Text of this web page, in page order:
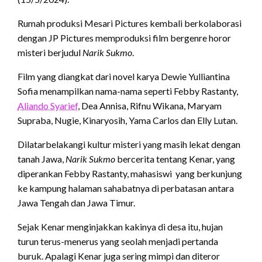
Rumah produksi Mesari Pictures kembali berkolaborasi
dengan JP Pictures memproduksi film bergenre horor
misteri berjudul Narik Sukmo
Film yang diangkat dari novel karya Dewie Yulliantina
Sofia menampilkan nama-nama seperti Febby Rastanty,
Aliando Syarief, Dea Annisa, Rifnu Wikana, Maryam
Supraba, Nugie, Kinaryosih, Yama Carlos dan Elly Lutan.
Dilatarbelakangi kultur misteri yang masih lekat dengan
tanah Jawa, Narik Sukmo bercerita tentang Kenar, yang
diperankan Febby Rastanty, mahasiswi yang berkunjung
ke kampung halaman sahabatnya di perbatasan antara
Jawa Tengah dan Jawa Timur.
Sejak Kenar menginjakkan kakinya di desa itu, hujan
turun terus-menerus yang seolah menjadi pertanda
buruk. Apalagi Kenar juga sering mimpi dan diteror